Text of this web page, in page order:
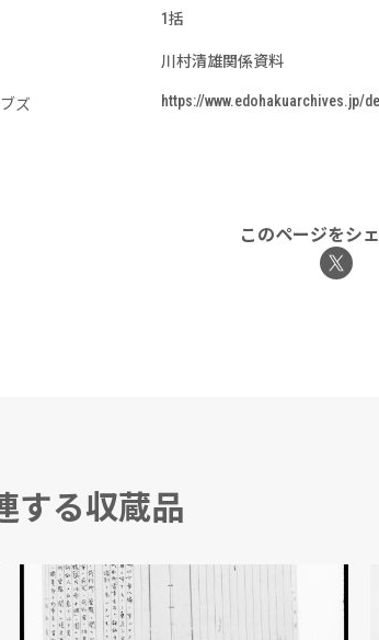
1括
川村清雄関係資料
ズ https://www.edohakuarchives.jp/
このページをシ
する収蔵品
訴訟法編次ノ理由書